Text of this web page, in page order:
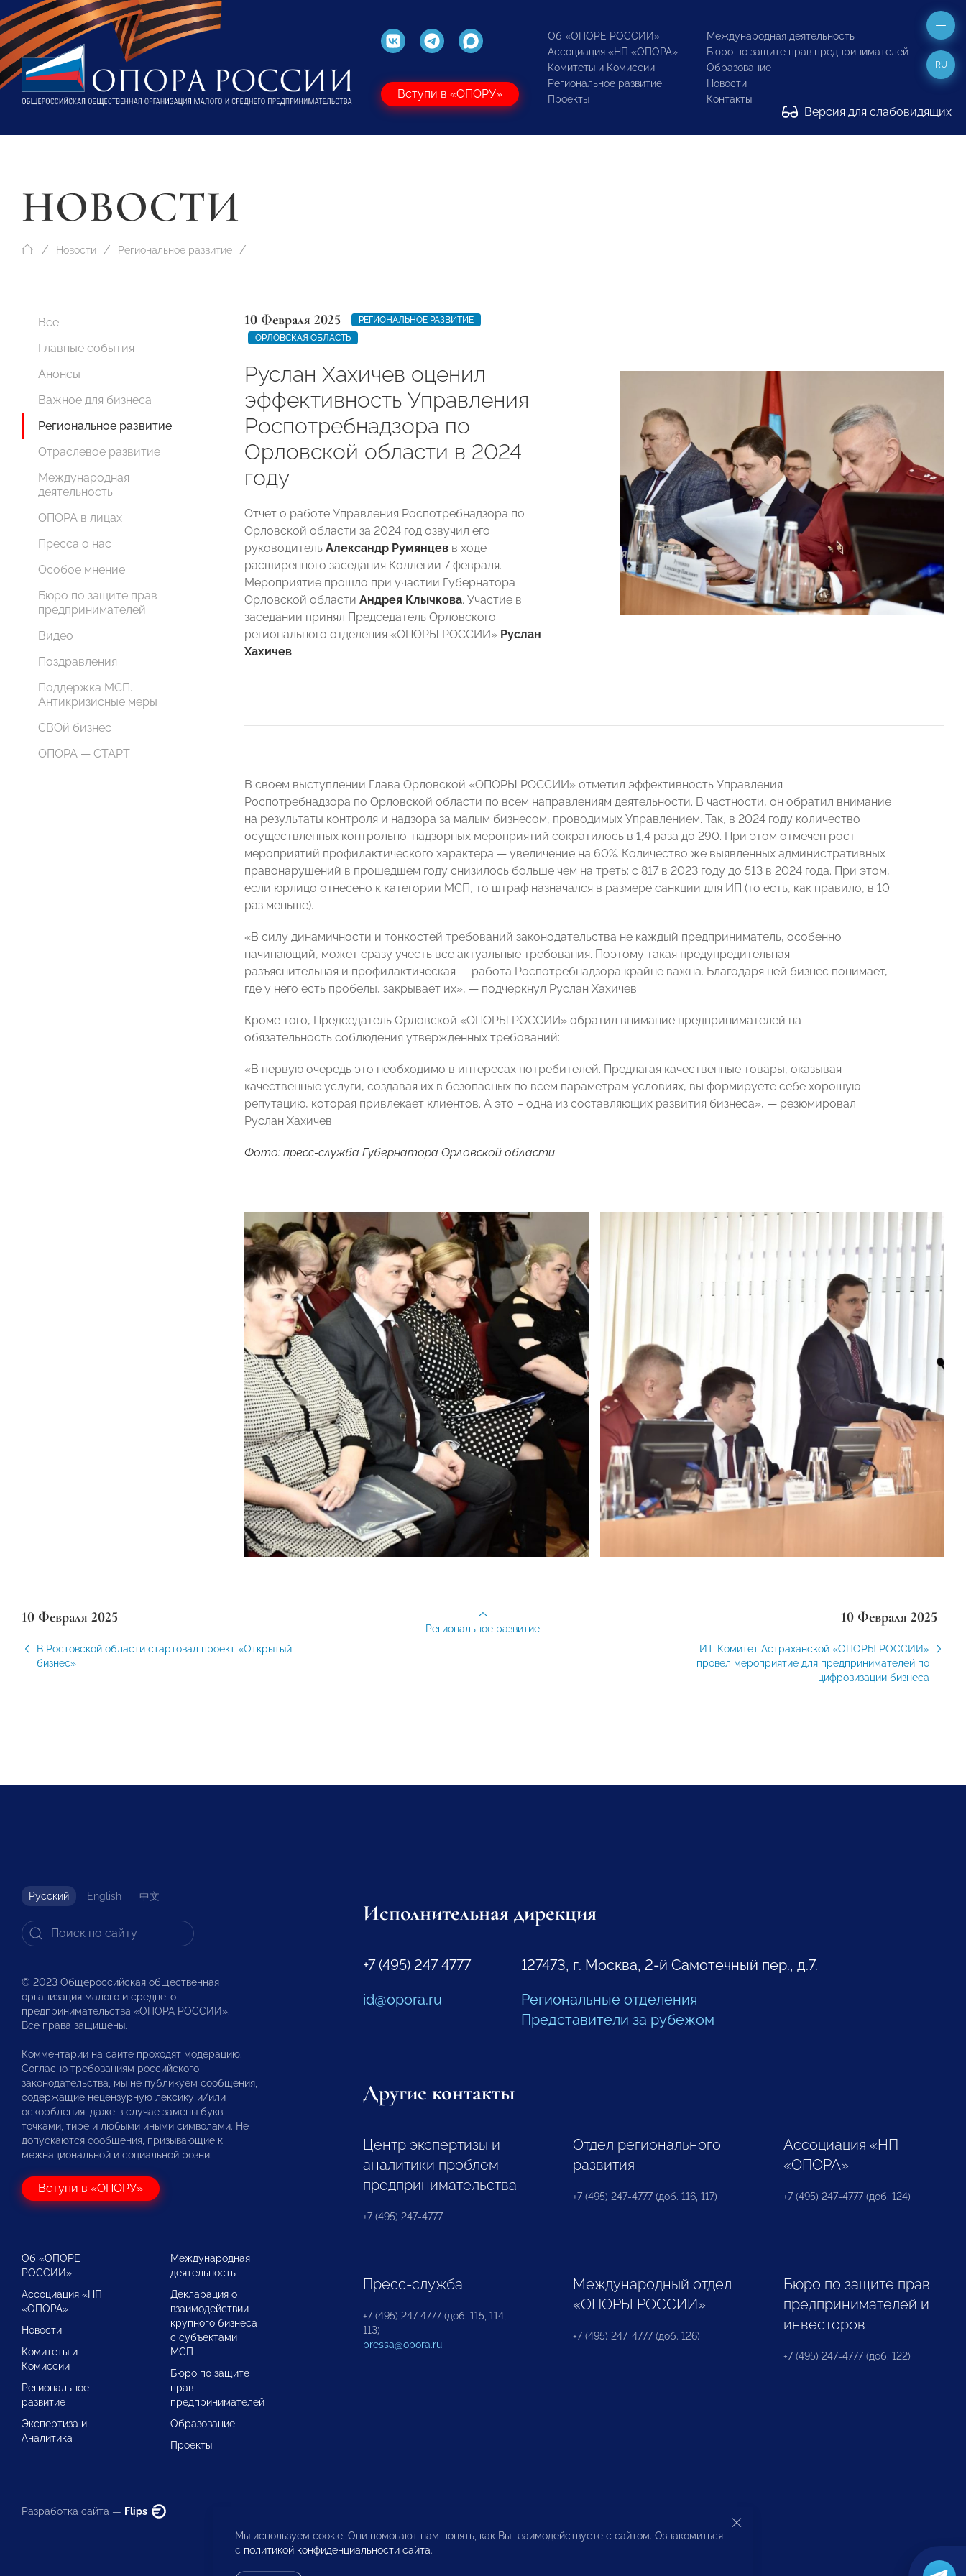
Вступи в «ОПОРУ»
Об «ОПОРЕ РОССИИ»
Ассоциация «НП «ОПОРА»
Комитеты и Комиссии
Региональное развитие
Проекты
Международная деятельность
Бюро по защите прав предпринимателей
Образование
Новости
Контакты
Версия для слабовидящих
RU
НОВОСТИ
Новости Региональное развитие
Все
Главные события
Анонсы
Важное для бизнеса
Региональное развитие
Отраслевое развитие
Международная
деятельность
ОПОРА в лицах
Пресса о нас
Особое мнение
Бюро по защите прав
предпринимателей
Видео
Поздравления
Поддержка МСП.
Антикризисные меры
СВОй бизнес
ОПОРА — СТАРТ
10 Февраля 2025
РЕГИОНАЛЬНОЕ РАЗВИТИЕ
ОРЛОВСКАЯ ОБЛАСТЬ
Руслан Хахичев оценил
эффективность Управления
Роспотребнадзора по
Орловской области в 2024
году
Отчет о работе Управления Роспотребнадзора по
Орловской области за 2024 год озвучил его
руководитель Александр Румянцев в ходе
расширенного заседания Коллегии 7 февраля.
Мероприятие прошло при участии Губернатора
Орловской области Андрея Клычкова. Участие в
заседании принял Председатель Орловского
регионального отделения «ОПОРЫ РОССИИ» Руслан
Хахичев.
В своем выступлении Глава Орловской «ОПОРЫ РОССИИ» отметил эффективность Управления
Роспотребнадзора по Орловской области по всем направлениям деятельности. В частности, он обратил внимание
на результаты контроля и надзора за малым бизнесом, проводимых Управлением. Так, в 2024 году количество
осуществленных контрольно-надзорных мероприятий сократилось в 1,4 раза до 290. При этом отмечен рост
мероприятий профилактического характера — увеличение на 60%. Количество же выявленных административных
правонарушений в прошедшем году снизилось больше чем на треть: с 817 в 2023 году до 513 в 2024 года. При этом,
если юрлицо отнесено к категории МСП, то штраф назначался в размере санкции для ИП (то есть, как правило, в 10
раз меньше).
«В силу динамичности и тонкостей требований законодательства не каждый предприниматель, особенно
начинающий, может сразу учесть все актуальные требования. Поэтому такая предупредительная —
разъяснительная и профилактическая — работа Роспотребнадзора крайне важна. Благодаря ней бизнес понимает,
где у него есть пробелы, закрывает их», — подчеркнул Руслан Хахичев.
Кроме того, Председатель Орловской «ОПОРЫ РОССИИ» обратил внимание предпринимателей на
обязательность соблюдения утвержденных требований:
«В первую очередь это необходимо в интересах потребителей. Предлагая качественные товары, оказывая
качественные услуги, создавая их в безопасных по всем параметрам условиях, вы формируете себе хорошую
репутацию, которая привлекает клиентов. А это – одна из составляющих развития бизнеса», — резюмировал
Руслан Хахичев.
Фото: пресс-служба Губернатора Орловской области
10 Февраля 2025
В Ростовской области стартовал проект «Открытый
бизнес»
10 Февраля 2025
ИТ-Комитет Астраханской «ОПОРЫ РОССИИ»
провел мероприятие для предпринимателей по
цифровизации бизнеса
Региональное развитие
Русский English 中文
© 2023 Общероссийская общественная
организация малого и среднего
предпринимательства «ОПОРА РОССИИ».
Все права защищены.
Комментарии на сайте проходят модерацию.
Согласно требованиям российского
законодательства, мы не публикуем сообщения,
содержащие нецензурную лексику и/или
оскорбления, даже в случае замены букв
точками, тире и любыми иными символами. Не
допускаются сообщения, призывающие к
межнациональной и социальной розни.
Вступи в «ОПОРУ»
Об «ОПОРЕ
РОССИИ»
Ассоциация «НП
«ОПОРА»
Новости
Комитеты и
Комиссии
Региональное
развитие
Экспертиза и
Аналитика
Международная
деятельность
Декларация о
взаимодействии
крупного бизнеса
с субъектами
МСП
Бюро по защите
прав
предпринимателей
Образование
Проекты
Разработка сайта — Flips
Исполнительная дирекция
+7 (495) 247 4777
id@opora.ru
127473, г. Москва, 2-й Самотечный пер., д.7.
Региональные отделения
Представители за рубежом
Другие контакты
Центр экспертизы и
аналитики проблем
предпринимательства
+7 (495) 247-4777
Отдел регионального
развития
+7 (495) 247-4777 (доб. 116, 117)
Ассоциация «НП
«ОПОРА»
+7 (495) 247-4777 (доб. 124)
Пресс-служба
+7 (495) 247 4777 (доб. 115, 114,
113)
pressa@opora.ru
Международный отдел
«ОПОРЫ РОССИИ»
+7 (495) 247-4777 (доб. 126)
Бюро по защите прав
предпринимателей и
инвесторов
+7 (495) 247-4777 (доб. 122)
Мы используем cookie. Они помогают нам понять, как Вы взаимодействуете с сайтом. Ознакомиться
с политикой конфиденциальности сайта.